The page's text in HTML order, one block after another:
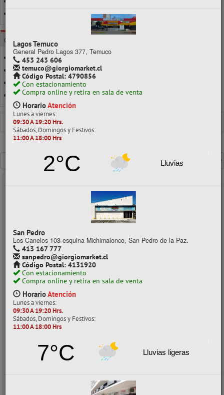
Lagos Temuco
General Pedro Lagos 377, Temuco
453 243 606
temuco@giorgiomarket.cl
Código Postal: 4790856
Con estacionamiento
Compra online y retira en sala de venta
HorarioAtención
Lunes a viernes:
09:30 A 19:20 Hrs.
Sábados, Domingos y Festivos:
11:00 A 18:00 Hrs
2°C Lluvias
San Pedro
Los Canelos 103 esquina Michimalonco, San Pedro de la Paz.
413 167 777
sanpedro@giorgiomarket.cl
Código Postal: 4131920
Con estacionamiento
Compra online y retira en sala de venta
HorarioAtención
Lunes a viernes:
09:30 A 19:20 Hrs.
Sábados, Domingos y Festivos:
11:00 A 18:00 Hrs
7°C Lluvias ligeras
CATEGORÍAS
AUDIFONOS
AUDÍFONOS
CABLES
PARLANTES
AUDIO
AUDIFONO BLUETOOTH DBABLUE212R ROJO DBLUE
CÓDIGO: 05036190
Despacho a domicilio (Stock: 2)
$15.990
Precios al por mayor